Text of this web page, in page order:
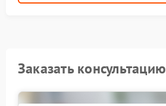
Заказать консультацию